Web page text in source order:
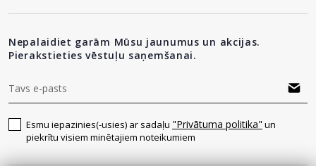
Nepalaidiet garām Mūsu jaunumus un akcijas.
Pierakstieties vēstuļu saņemšanai.
Esmu iepazinies(-usies) ar sadaļu "Privātuma politika" un
piekrītu visiem minētajiem noteikumiem